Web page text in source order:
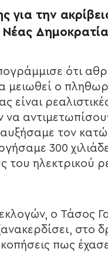
για την
ότι
μειωθεί ο
είναι
τον
300
του ηλεκτρικού
ο Τάσος
στο
πως